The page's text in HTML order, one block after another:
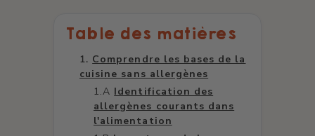
Table des matières
Comprendre les bases de la
cuisine sans allergènes
Identification des
allergènes courants dans
l'alimentation